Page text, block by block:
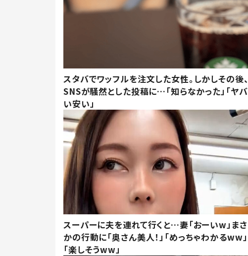
スタバでワッフルを注文した女性。しかしその後、
SNSが騒然とした投稿に…「知らなかった」「ヤバ
い安い」
スーパーに夫を連れて行くと…妻「おーいw」まさ
かの行動に「奥さん美人！」「めっちゃわかるww」
「楽しそうww」